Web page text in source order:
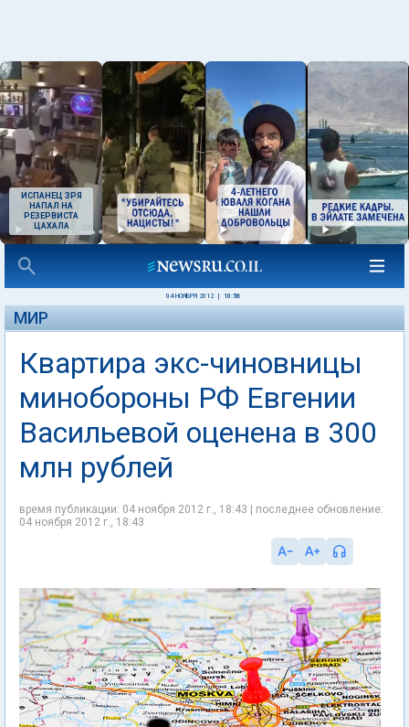
ИСПАНЕЦ ЗРЯ
НАПАЛ НА
РЕЗЕРВИСТА
ЦАХАЛА
04 НОЯБРЯ 2012 10:56
МИР
Квартира экс-чиновницы
минобороны РФ Евгении
Васильевой оценена в 300
млн рублей
время публикации: 04 ноября 2012 г., 18:43 | последнее обновление:
04 ноября 2012 г., 18:43